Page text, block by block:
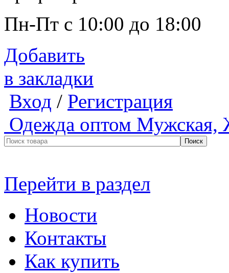
Пн-Пт с 10:00 до 18:00
Добавить
в закладки
Вход / Регистрация
Одежда оптом Мужская,
Перейти в раздел
Новости
Контакты
Как купить